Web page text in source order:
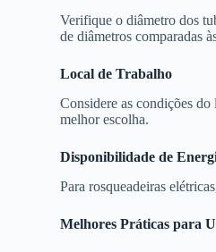
Verifique o diâmetro dos
de diâmetros comparadas
Local de Trabalho
Considere as condições
melhor escolha.
Disponibilidade de
Para rosqueadeiras
Melhores Práticas para